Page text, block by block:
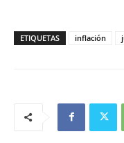
ETIQUETAS inflación